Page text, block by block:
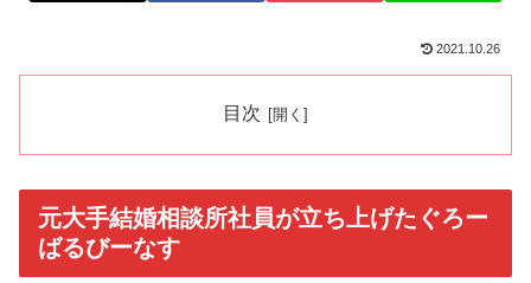
2021.10.26
目次
元大手結婚相談所社員が立ち上げたぐろー
ばるびーなす